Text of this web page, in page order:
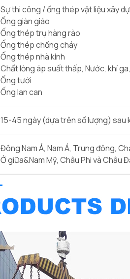
Sự thi công / ống thép vật liệu xây
Ống giàn giáo
Ống thép trụ hàng rào
Ống thép chống cháy
Ống thép nhà kính
Chất lỏng áp suất thấp, Nước, khí
Ống tưới
Ống lan can
15-45 ngày (dựa trên số lượng) sau
Đông Nam Á, Nam Á, Trung đông,
Ở giữa&Nam Mỹ, Châu Phi và Châu